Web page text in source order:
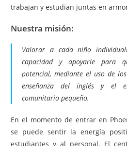
trabajan y estudian juntas en
Nuestra misión:
Valorar a cada niño
capacidad y apoyarle para
potencial, mediante el uso de
enseñanza del inglés y el
comunitario pequeño.
En el momento de entrar en
se puede sentir la energía
estudiantes y al personal. El